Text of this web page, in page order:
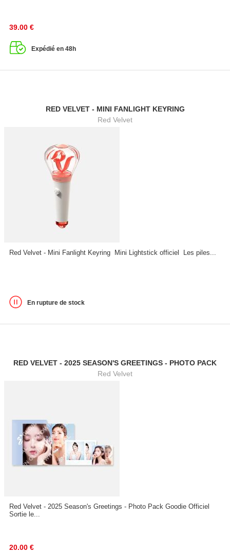
39.00 €
Expédié en 48h
RED VELVET - MINI FANLIGHT KEYRING
Red Velvet
Red Velvet - Mini Fanlight Keyring Mini Lightstick officiel Les piles...
En rupture de stock
RED VELVET - 2025 SEASON'S GREETINGS - PHOTO PACK
Red Velvet
Red Velvet - 2025 Season's Greetings - Photo Pack Goodie Officiel
Sortie le...
20.00 €